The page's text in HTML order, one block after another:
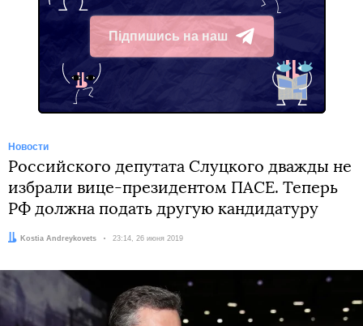
Підпишись на наш
Telegram
Новости
Российского депутата Слуцкого дважды не
избрали вице-президентом ПАСЕ. Теперь
РФ должна подать другую кандидатуру
Автор:Kostia Andreykovets Дата:
23:14, 26 июня 2019